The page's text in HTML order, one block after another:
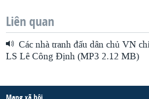
Liên quan
Các nhà tranh đấu dân chủ VN
LS Lê Công Ðịnh (MP3 2.12 MB)